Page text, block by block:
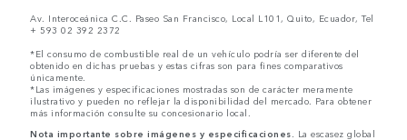
Av. Interoceánica C.C. Paseo San Francisco, Local L101, Quito, Ecuador, Tel
+ 593 02 392 2372
*El consumo de combustible real de un vehículo podría ser diferente del
obtenido en dichas pruebas y estas cifras son para fines comparativos
únicamente.
*Las imágenes y especificaciones mostradas son de carácter meramente
ilustrativo y pueden no reflejar la disponibilidad del mercado. Para obtener
más información consulte su concesionario local.
Nota importante sobre imágenes y especificaciones. La escasez global